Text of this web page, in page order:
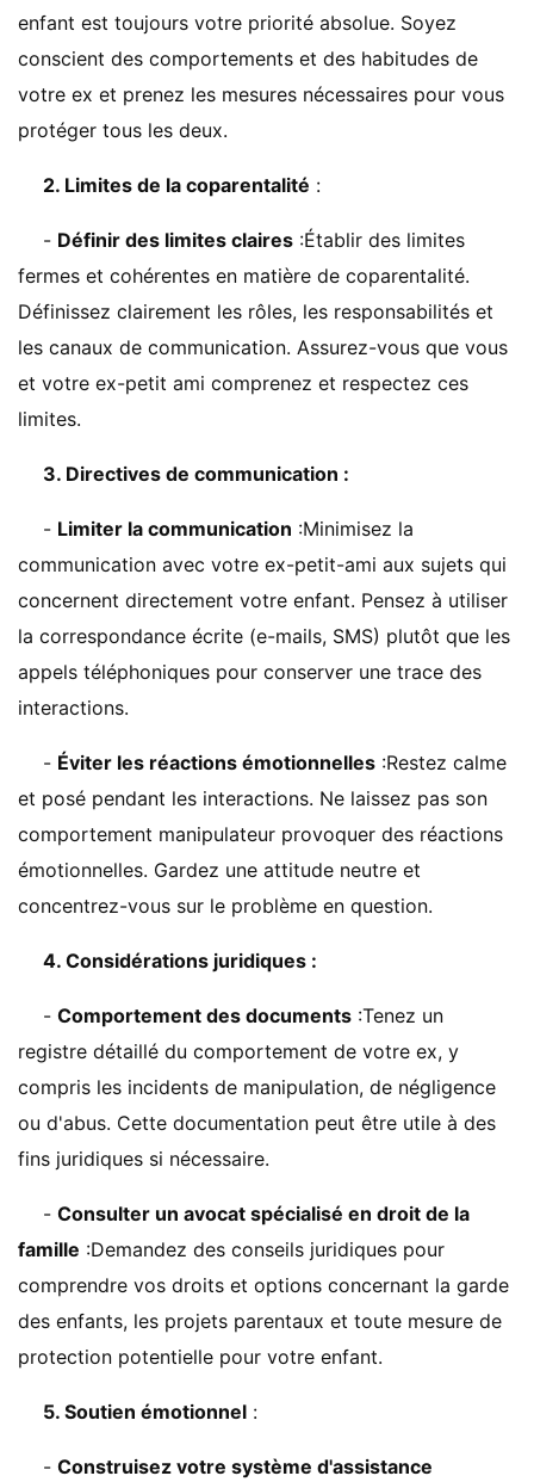
enfant est toujours votre priorité absolue. Soyez
conscient des comportements et des habitudes de
votre ex et prenez les mesures nécessaires pour vous
protéger tous les deux.
2. Limites de la coparentalité :
- Définir des limites claires :Établir des limites
fermes et cohérentes en matière de coparentalité.
Définissez clairement les rôles, les responsabilités et
les canaux de communication. Assurez-vous que vous
et votre ex-petit ami comprenez et respectez ces
limites.
3. Directives de communication :
- Limiter la communication :Minimisez la
communication avec votre ex-petit-ami aux sujets qui
concernent directement votre enfant. Pensez à utiliser
la correspondance écrite (e-mails, SMS) plutôt que les
appels téléphoniques pour conserver une trace des
interactions.
- Éviter les réactions émotionnelles :Restez calme
et posé pendant les interactions. Ne laissez pas son
comportement manipulateur provoquer des réactions
émotionnelles. Gardez une attitude neutre et
concentrez-vous sur le problème en question.
4. Considérations juridiques :
- Comportement des documents :Tenez un
registre détaillé du comportement de votre ex, y
compris les incidents de manipulation, de négligence
ou d'abus. Cette documentation peut être utile à des
fins juridiques si nécessaire.
- Consulter un avocat spécialisé en droit de la
famille :Demandez des conseils juridiques pour
comprendre vos droits et options concernant la garde
des enfants, les projets parentaux et toute mesure de
protection potentielle pour votre enfant.
5. Soutien émotionnel :
- Construisez votre système d'assistance